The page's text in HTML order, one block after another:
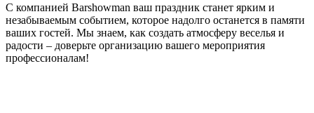
С компанией Barshowman ваш праздник станет ярким и
незабываемым событием, которое надолго останется в памяти
ваших гостей. Мы знаем, как создать атмосферу веселья и
радости – доверьте организацию вашего мероприятия
профессионалам!